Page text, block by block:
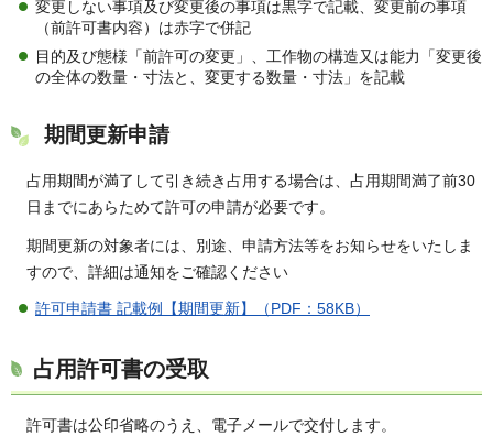
変更しない事項及び変更後の事項は黒字で記載、変更前の事項
（前許可書内容）は赤字で併記
目的及び態様「前許可の変更」、工作物の構造又は能力「変更後
の全体の数量・寸法と、変更する数量・寸法」を記載
期間更新申請
占用期間が満了して引き続き占用する場合は、占用期間満了前30
日までにあらためて許可の申請が必要です。
期間更新の対象者には、別途、申請方法等をお知らせをいたしま
すので、詳細は通知をご確認ください
許可申請書 記載例【期間更新】（PDF：58KB）
占用許可書の受取
許可書は公印省略のうえ、電子メールで交付します。